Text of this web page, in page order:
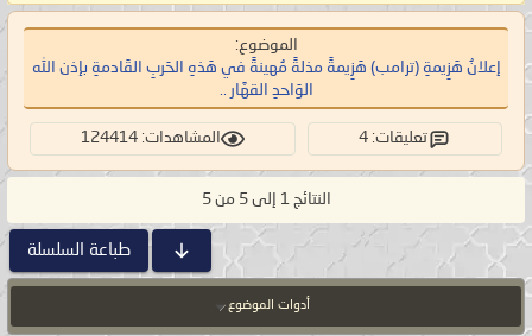
الموضوع:
إعلانُ هَزِيمةِ (ترامب) هَزِيمةً مذلةً مُهينةً في هَذهِ الحَربِ القَادمةِ بإذن الله
الوَاحدِ القهَّار ..
تعليقات: 4 المشاهدات: 124414
النتائج 1 إلى 5 من 5
طباعة السلسلة
أدوات الموضوع